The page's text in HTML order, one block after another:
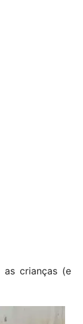
as crianças (e